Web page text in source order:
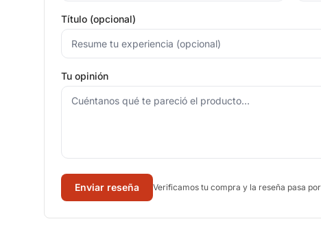
Título (opcional)
Tu opinión
Enviar reseña Verificamos tu compra y la reseña pasa